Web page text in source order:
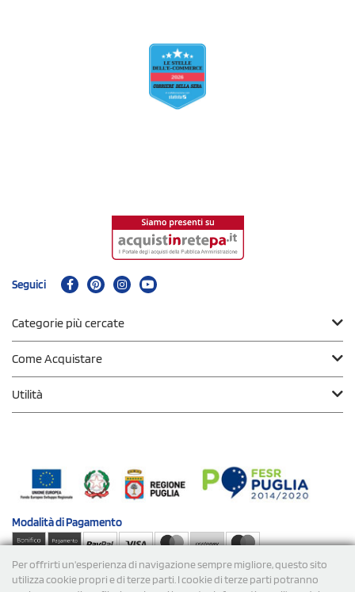
Per offrirti un'esperienza di navigazione sempre migliore, questo sito
utilizza cookie propri e di terze parti. I cookie di terze parti potranno
Seguici
Categorie più cercate
Come Acquistare
Utilità
Modalità diPagamento
Spedizioni